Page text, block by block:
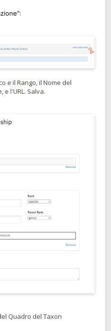
:
e il Rango, il Nome del
e l'URL. Salva.
Quadro del Taxon